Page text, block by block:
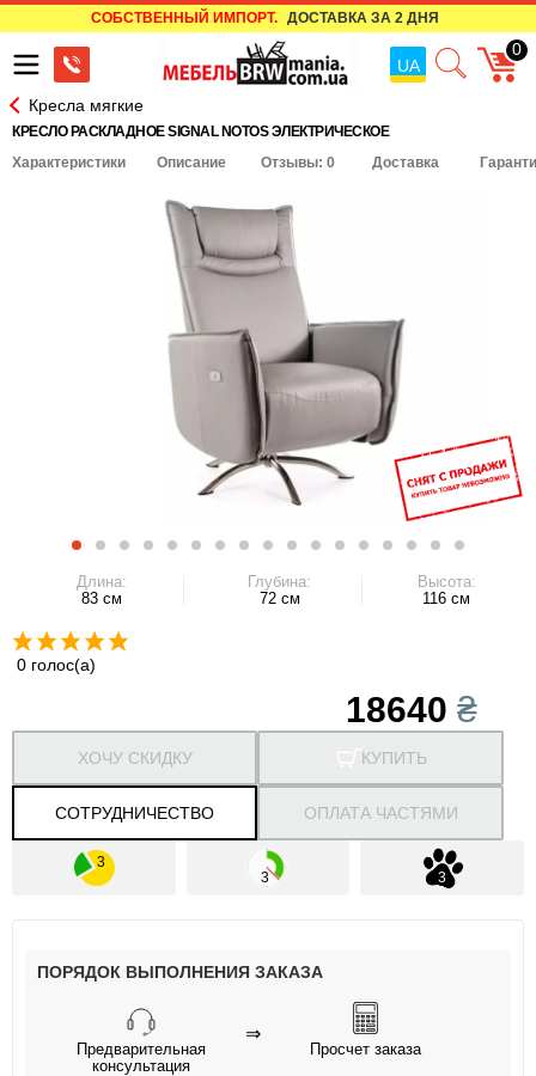
СОБСТВЕННЫЙ ИМПОРТ. ДОСТАВКА ЗА 2 ДНЯ
UA
0
Кресла мягкие
КРЕСЛО РАСКЛАДНОЕ SIGNAL NOTOS ЭЛЕКТРИЧЕСКОЕ
Характеристики
Описание Отзывы: 0 Доставка
Длина:
83 см
Глубина:
72 см
Высота:
116 см
0 голос(а)
18640 ₴
КУПИТЬ
СОТРУДНИЧЕСТВО
ХОЧУ СКИДКУ
ОПЛАТА ЧАСТЯМИ
ПОРЯДОК ВЫПОЛНЕНИЯ ЗАКАЗА
Предварительная
консультация
⇒
Просчет заказа